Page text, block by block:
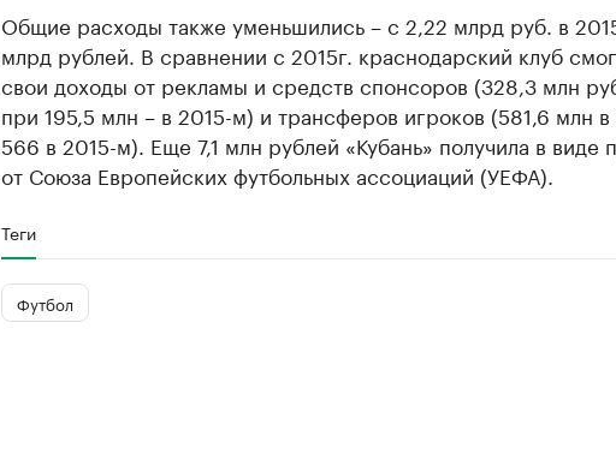
Общие расходы также уменьшились – с 2,22 млрд руб. в
млрд рублей. В сравнении с 2015г. краснодарский клуб
свои доходы от рекламы и средств спонсоров (328,3 млн
при 195,5 млн – в 2015-м) и трансферов игроков (581,6 млн в
566 в 2015-м). Еще 7,1 млн рублей «Кубань» получила в виде
от Союза Европейских футбольных ассоциаций (УЕФА).
Теги
Футбол